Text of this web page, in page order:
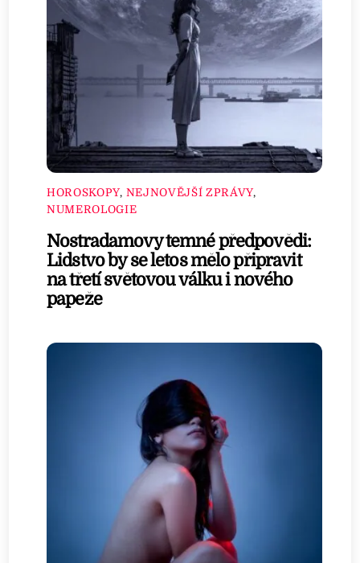
HOROSKOPY, NEJNOVĚJŠÍ ZPRÁVY,
NUMEROLOGIE
Nostradamovy temné předpovědi:
Lidstvo by se letos mělo připravit
na třetí světovou válku i nového
papeže